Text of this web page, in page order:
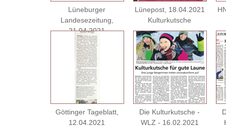
Lüneburger
Landesezeitung,
21.04.2021
Lünepost, 18.04.2021
Kulturkutsche
Göttinger Tageblatt,
12.04.2021
Die Kulturkutsche -
WLZ - 16.02.2021